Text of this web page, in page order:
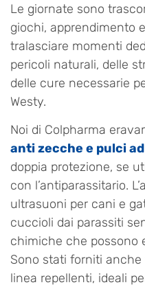
Le giornate sono
giochi, apprendimento
tralasciare momenti
pericoli naturali, delle
delle cure necessarie
Westy.
Noi di Colpharma
anti zecche e pulci
doppia protezione, se
con l’antiparassitario.
ultrasuoni per cani e
cuccioli dai parassiti
chimiche che possono
Sono stati forniti
linea repellenti, ideali